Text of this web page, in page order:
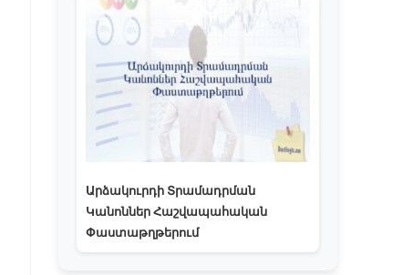
Արձակուրդի Տրամադրման
Կանոններ Հաշվապահական
Փաստաթղթերում